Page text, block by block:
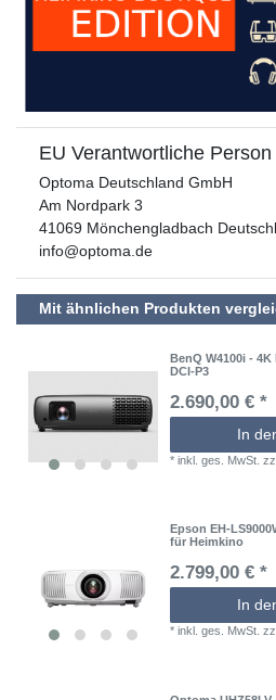
EU Verantwortliche Person
Optoma Deutschland GmbH
Am Nordpark 3
41069 Mönchengladbach
info@optoma.de
Mit ähnlichen Produkten
BenQ W4100i -
DCI-P3
2.690,00 € *
In
*inkl. ges. MwSt.
Epson EH-
für Heimkino
2.799,00 € *
In
*inkl. ges. MwSt.